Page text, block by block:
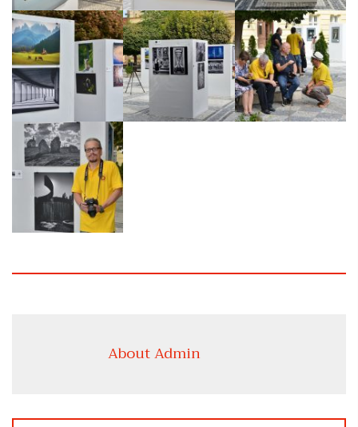
About Admin